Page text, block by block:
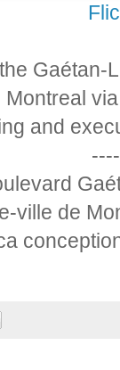
Gaétan-
and
ville de